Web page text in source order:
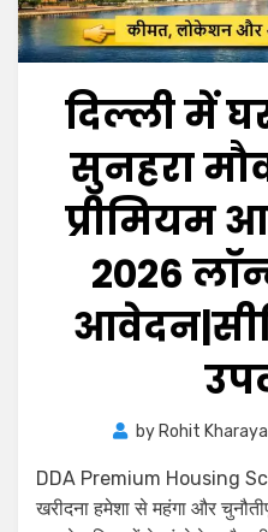
दिल्ली में
सुनहरा
प्रीमियम
2026
by Rohit
DDA Premium Housing
खरीदना हमेशा से महंगा और